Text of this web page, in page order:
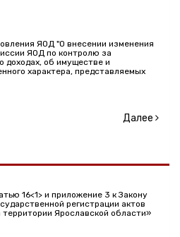
ЯОД "О внесении изменения
ЯОД по контролю за
доходах, об имуществе и
характера, представляемых
Далее
16<1> и приложение 3 к Закону
регистрации актов
территории Ярославской области»